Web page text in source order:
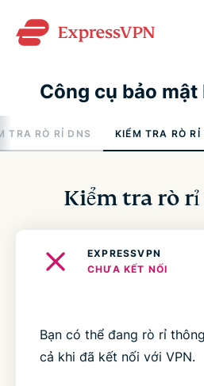
Công cụ bảo mật
TRA RÒ RỈ DNS KIỂM TRA RÒ RỈ
Kiểm tra rò rỉ
EXPRESSVPN
CHƯA KẾT NỐI
Bạn có thể đang rò rỉ
cả khi đã kết nối với VPN.